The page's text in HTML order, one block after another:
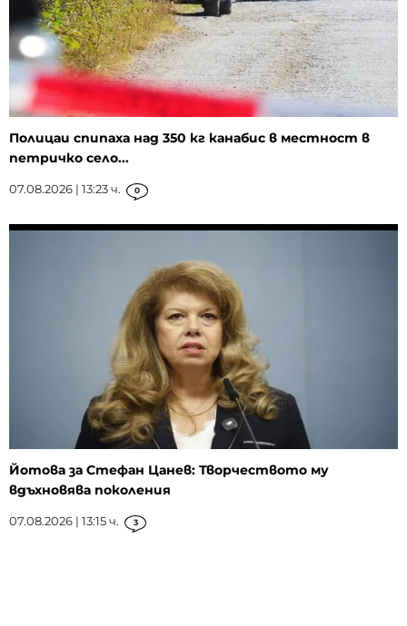
Полицаи спипаха над 350 кг канабис в местност в
петричко село...
07.08.2026 | 13:23 ч. 0
Йотова за Стефан Цанев: Творчеството му
вдъхновява поколения
07.08.2026 | 13:15 ч. 3